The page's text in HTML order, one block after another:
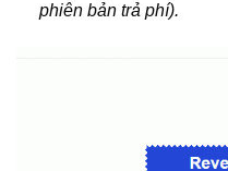
phiên bản trả phí).